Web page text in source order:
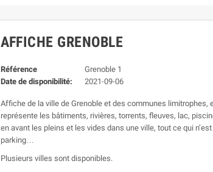
AFFICHE GRENOBLE
Référence
Grenoble 1
Date de disponibilité:
2021-09-06
Affiche de la ville de Grenoble et des communes limitrophes,
représente les bâtiments, rivières, torrents, fleuves, lac,
en avant les pleins et les vides dans une ville, tout ce qui
parking…
Plusieurs villes sont disponibles.